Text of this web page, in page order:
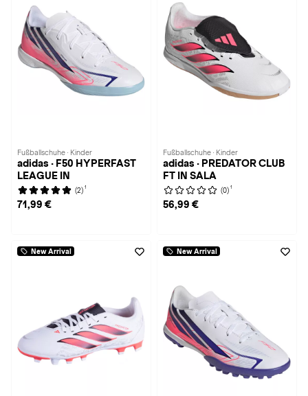
Fußballschuhe · Kinder
adidas · F50 HYPERFAST
LEAGUE IN
(2) 1
71,99 €
Fußballschuhe · Kinder
adidas · PREDATOR CLUB
FT IN SALA
(0) 1
56,99 €
New Arrival New Arrival